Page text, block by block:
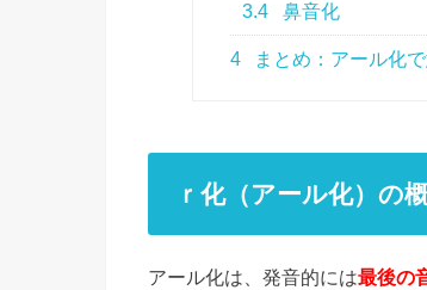
3.4 鼻音化
4 まとめ：アール化
ｒ化（アール化）の
アール化は、発音的には最後の